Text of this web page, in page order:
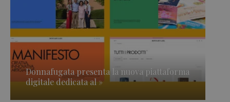
Donnafugata presenta la nuova piattaforma
digitale dedicata al »